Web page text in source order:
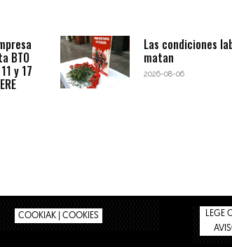
BTO
y 17
Las condiciones
matan
2026-08-06
COOKIAK | COOKIES
LEGE